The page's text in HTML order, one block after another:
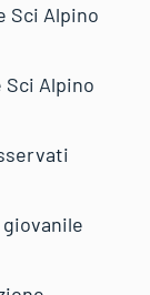
Sci Alpino
Sci Alpino